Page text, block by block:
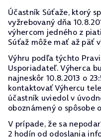
Účastník Súťaže, ktorý
vyžrebovaný dňa
výhercom jedného z
Súťaž môže mať až päť
Výhru podľa týchto
Usporiadateľ. Výherca
najneskôr 10.8.2013 o
kontaktovať Výhercu
účastník uviedol v
oboznámený o spôsobe
V prípade, že sa
2 hodín od odoslania